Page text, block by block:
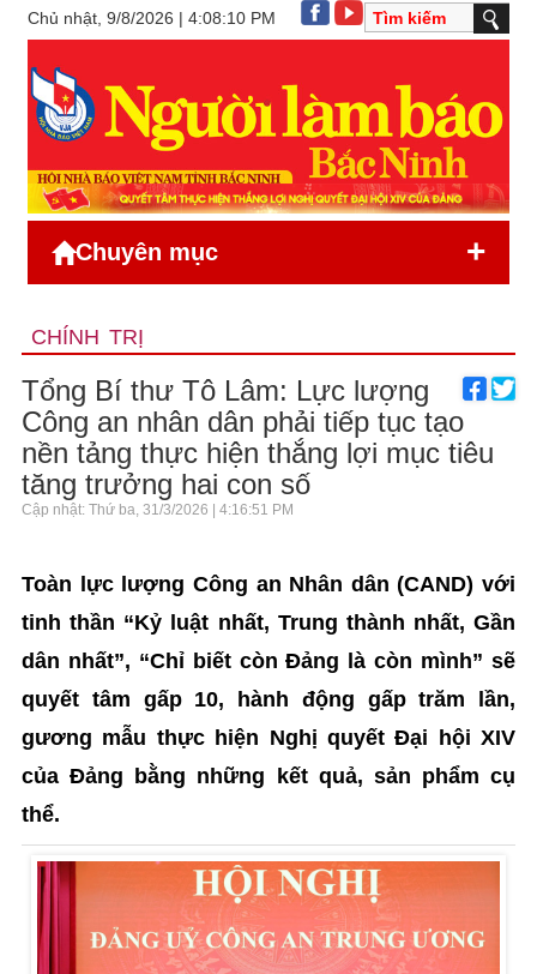
Chủ nhật, 9/8/2026 | 4:08:10 PM
Chuyên mục +
CHÍNH TRỊ
Tổng Bí thư Tô Lâm: Lực lượng
Công an nhân dân phải tiếp tục tạo
nền tảng thực hiện thắng lợi mục tiêu
tăng trưởng hai con số
Cập nhật: Thứ ba, 31/3/2026 | 4:16:51 PM
Toàn lực lượng Công an Nhân dân (CAND) với
tinh thần “Kỷ luật nhất, Trung thành nhất, Gần
dân nhất”, “Chỉ biết còn Đảng là còn mình” sẽ
quyết tâm gấp 10, hành động gấp trăm lần,
gương mẫu thực hiện Nghị quyết Đại hội XIV
của Đảng bằng những kết quả, sản phẩm cụ
thể.